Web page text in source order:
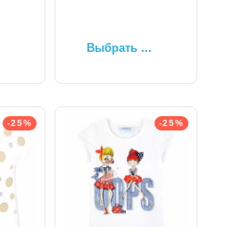
Выбрать ...
-25% -25%